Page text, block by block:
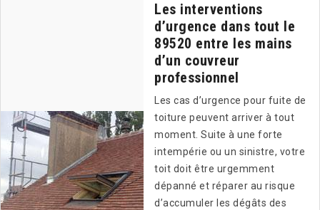
Les interventions
d’urgence dans tout le
89520 entre les mains
d’un couvreur
professionnel
Les cas d’urgence pour fuite de
toiture peuvent arriver à tout
moment. Suite à une forte
intempérie ou un sinistre, votre
toit doit être urgemment
dépanné et réparer au risque
d’accumuler les dégâts des